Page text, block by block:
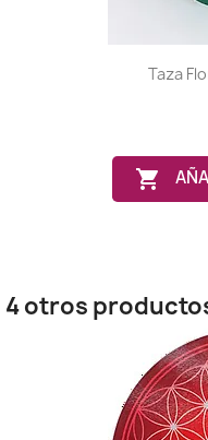
Taza

4 otros